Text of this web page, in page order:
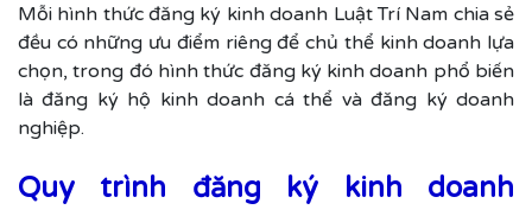
Mỗi hình thức đăng ký kinh doanh Luật Trí Nam chia sẻ
đều có những ưu điểm riêng để chủ thể kinh doanh lựa
chọn, trong đó hình thức đăng ký kinh doanh phổ biến
là đăng ký hộ kinh doanh cá thể và đăng ký doanh
nghiệp.
Quy trình đăng ký kinh doanh